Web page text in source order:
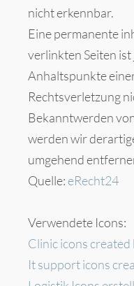
nicht erkennbar.
Eine permanente
verlinkten Seiten
Anhaltspunkte
Rechtsverletzung
Bekanntwerden
werden wir
umgehend
Quelle: eRecht24
Verwendete Icons:
Clinic icons
It support icons